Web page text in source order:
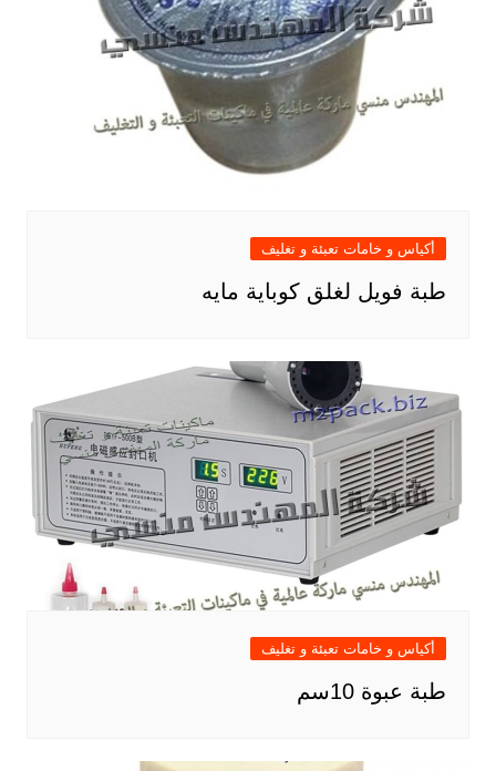
أكياس و خامات تعبئة و تغليف
طبة فويل لغلق كوباية مايه
أكياس و خامات تعبئة و تغليف
طبة عبوة 10سم